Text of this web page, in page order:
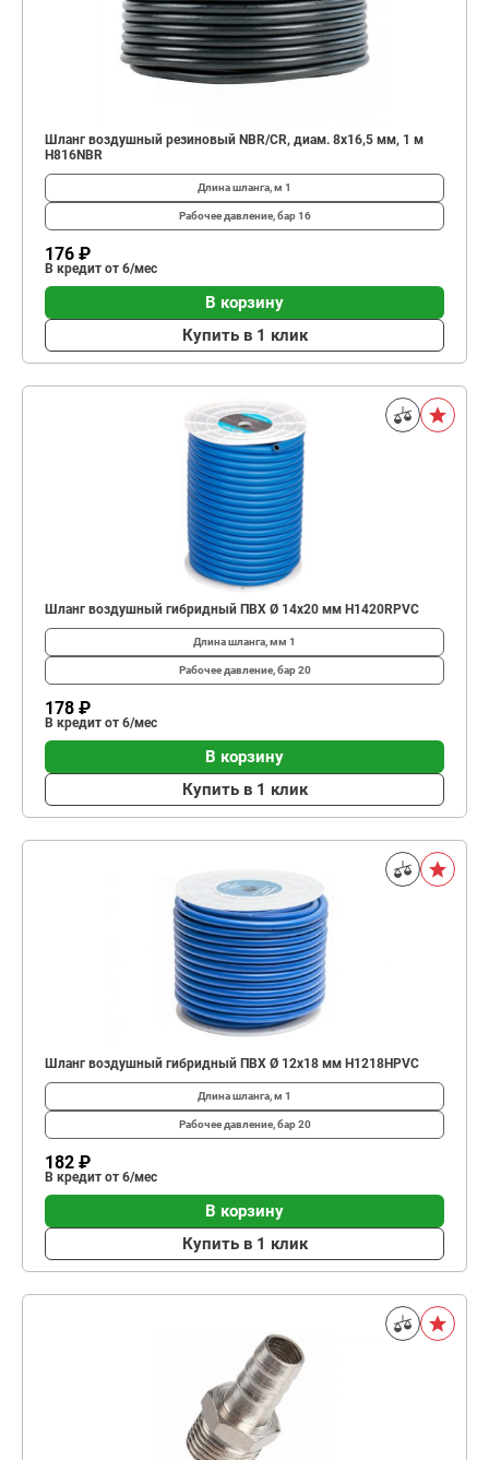
Шланг воздушный резиновый NBR/CR, диам. 8х16,5 мм, 1 м
H816NBR
Длина шланга, м 1
Рабочее давление, бар16
176 ₽
В кредит от 6/мес
В корзину
Купить в 1 клик
Шланг воздушный гибридный ПВХ Ø 14х20 мм H1420RPVC
Длина шланга, мм 1
Рабочее давление, бар20
178 ₽
В кредит от 6/мес
В корзину
Купить в 1 клик
Шланг воздушный гибридный ПВХ Ø 12х18 мм H1218HPVC
Длина шланга, м 1
Рабочее давление, бар20
182 ₽
В кредит от 6/мес
В корзину
Купить в 1 клик